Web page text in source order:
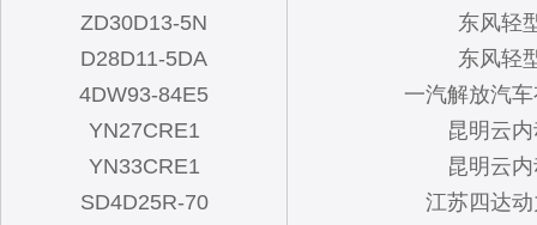
ZD30D13-5N
D28D11-5DA
4DW93-84E5
YN27CRE1
YN33CRE1
SD4D25R-70
东风轻
东风轻
一汽解放汽
昆明云
昆明云
江苏四达